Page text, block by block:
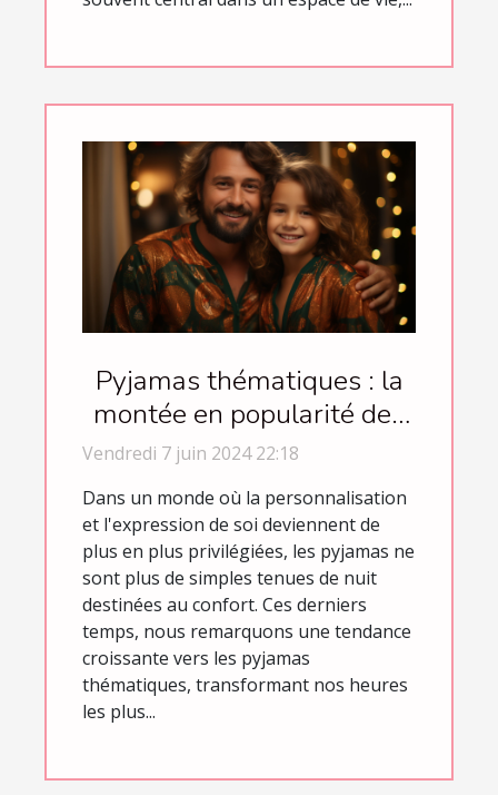
Pyjamas thématiques : la
montée en popularité des
vêtements de nuit festifs
et occasionnels
Vendredi 7 juin 2024 22:18
Dans un monde où la personnalisation
et l'expression de soi deviennent de
plus en plus privilégiées, les pyjamas ne
sont plus de simples tenues de nuit
destinées au confort. Ces derniers
temps, nous remarquons une tendance
croissante vers les pyjamas
thématiques, transformant nos heures
les plus...